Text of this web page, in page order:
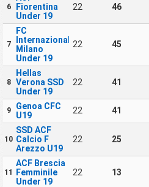
6
Fiorentina
Under 19
22 46
7
FC
Internazionale
Milano
Under 19
22 45
8
Hellas
Verona SSD
Under 19
22 41
9
Genoa CFC
U19
22 41
10
SSD ACF
Calcio F
Arezzo U19
22 25
11
ACF Brescia
Femminile
Under 19
22 13